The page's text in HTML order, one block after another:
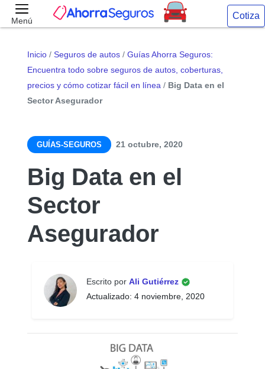
Menú Cotiza
Inicio / Seguros de autos / Guías Ahorra Seguros:
Encuentra todo sobre seguros de autos, coberturas,
precios y cómo cotizar fácil en línea / Big Data en el
Sector Asegurador
GUÍAS-SEGUROS 21 octubre, 2020
Big Data en el
Sector
Asegurador
Escrito por Ali Gutiérrez
Actualizado: 4 noviembre, 2020